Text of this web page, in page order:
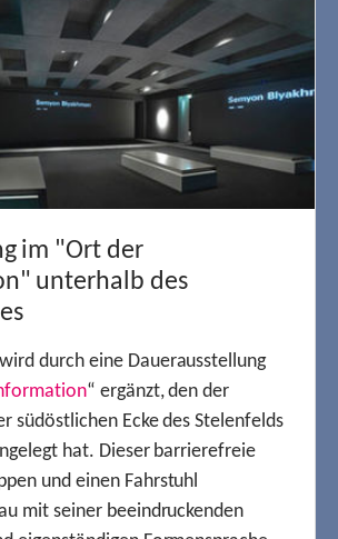
im "Ort der
unterhalb des
durch eine Dauerausstellung
“ ergänzt, den der
südöstlichen Ecke des Stelenfelds
hat. Dieser barrierefreie
und einen Fahrstuhl
mit seiner beeindruckenden